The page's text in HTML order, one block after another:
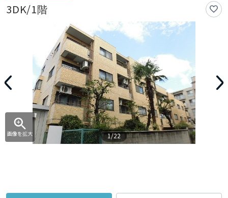
3DK/1階
画像を拡大 1/22